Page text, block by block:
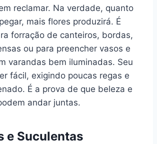
reclamar. Na verdade, quanto
mais flores produzirá. É
forração de canteiros, bordas,
ou para preencher vasos e
varandas bem iluminadas. Seu
fácil, exigindo poucas regas e
É a prova de que beleza e
andar juntas.
e Suculentas